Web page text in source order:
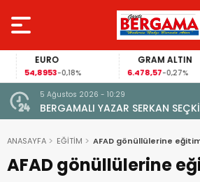
EURO
54,8953-0,18%
GRAM ALTIN
6.478,57-0,27%
5 Ağustos 2026 - 10:29
BERGAMALI YAZAR SERKAN
KİTAP: “PERGAMON’DAN
ANASAYFA EĞİTİM AFAD gönüllülerine
AFAD gönüllülerine